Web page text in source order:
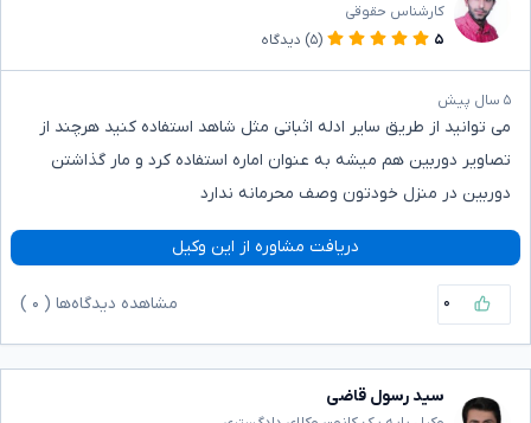
کارشناس حقوقی
۵
(۵) دیدگاه
۵ سال پیش
می توانید از طریق سایر ادله اثباتی مثل شاهد استفاده کنید هرچند از
تصاویر دوربین هم میشه به عنوان اماره استفاده کرد و مار گذاشتن
دوربین در منزل خودتون وصف محرمانه ندارد
دریافت مشاوره از این وکیل
۰ مشاهده دیدگاه‌ها ( ۰
سید رسول قاضی